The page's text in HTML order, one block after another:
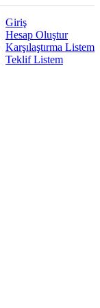
Giriş
Hesap Oluştur
Karşılaştırma Listem
Teklif Listem